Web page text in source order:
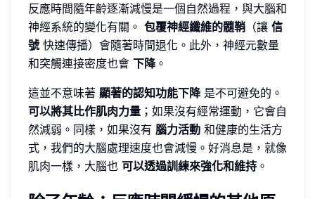
反應時間隨年齡逐漸減慢是一個自然過程，與大腦和
神經系統的變化有關。 包覆神經纖維的髓鞘 （讓 信
號快速傳播）會隨著時間退化。此外，神經元數量
和突觸連接密度也會 下降。
這並不意味著 顯著的認知功能下降是不可避免的。
可以將其比作肌肉力量 ；如果沒有經常運動，它會自
然減弱。同樣，如果沒有 腦力活動 和健康的生活方
式，我們的大腦處理速度也會減慢。好消息是，就像
肌肉一樣，大腦也 可以透過訓練來強化和維持 。